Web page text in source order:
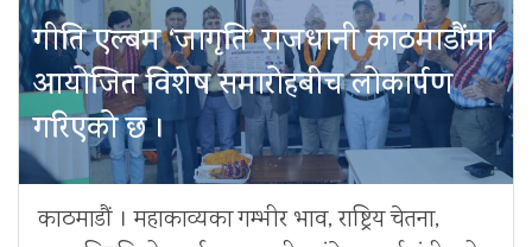
गीति एल्बम ‘जागृति’ राजधानी काठमाडौंमा
आयोजित विशेष समारोहबीच लोकार्पण
गरिएको छ ।
काठमाडौं । महाकाव्यका गम्भीर भाव, राष्ट्रिय चेतना,